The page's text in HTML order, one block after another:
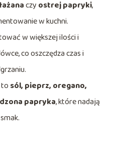
czy ostrej papryki,
w kuchni.
w większej ilości i
co oszczędza czas i
sól, pieprz, oregano,
papryka, które nadają